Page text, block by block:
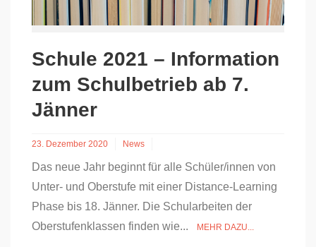
Schule 2021 – Information
zum Schulbetrieb ab 7.
Jänner
23. Dezember 2020 News
Das neue Jahr beginnt für alle Schüler/innen von
Unter- und Oberstufe mit einer Distance-Learning
Phase bis 18. Jänner. Die Schularbeiten der
Oberstufenklassen finden wie...
MEHR DAZU...